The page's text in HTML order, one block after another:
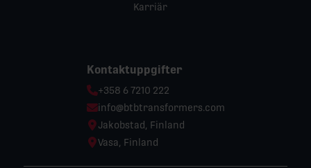
Karriär
Kontaktuppgifter
Phone:
+358 6 7210 222
Email:
info@btbtransformers.com
Location:
Jakobstad, Finland
Location:
Vasa, Finland